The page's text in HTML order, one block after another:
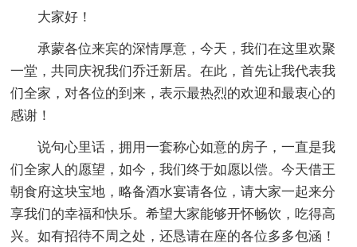
大家好！
承蒙各位来宾的深情厚意，今天，我们在这里欢聚
一堂，共同庆祝我们乔迁新居。在此，首先让我代表我
们全家，对各位的到来，表示最热烈的欢迎和最衷心的
感谢！
说句心里话，拥用一套称心如意的房子，一直是我
们全家人的愿望，如今，我们终于如愿以偿。今天借王
朝食府这块宝地，略备酒水宴请各位，请大家一起来分
享我们的幸福和快乐。希望大家能够开怀畅饮，吃得高
兴。如有招待不周之处，还恳请在座的各位多多包涵！